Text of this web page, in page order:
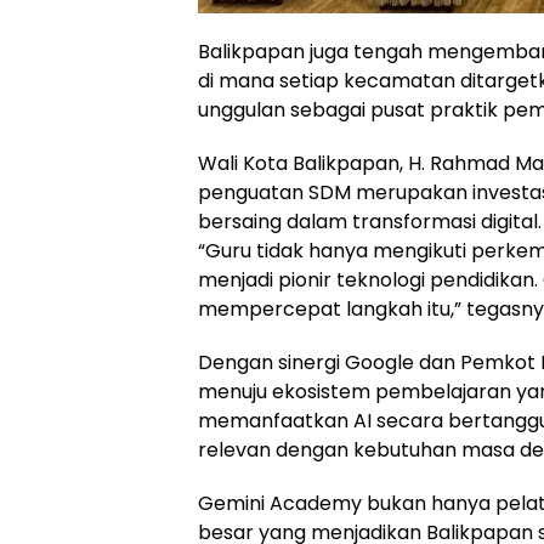
Balikpapan juga tengah
di mana setiap kecamatan
unggulan sebagai pusat praktik
Wali Kota Balikpapan, H. Rahmad
penguatan SDM merupakan
bersaing dalam transformasi digital.
“Guru tidak hanya mengikuti
menjadi pionir teknologi
mempercepat langkah itu,”
Dengan sinergi Google dan
menuju ekosistem pembelajaran
memanfaatkan AI secara
relevan dengan kebutuhan masa
Gemini Academy bukan hanya
besar yang menjadikan